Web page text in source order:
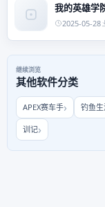
我的英雄学
2025-05-28
继续浏览
其他软件分类
APEX赛车手 钓鱼
训记